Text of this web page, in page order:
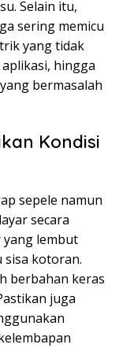
Selain itu,
sering memicu
yang tidak
hingga
bermasalah
Kondisi
sepele namun
secara
yang lembut
sisa kotoran.
berbahan keras
juga